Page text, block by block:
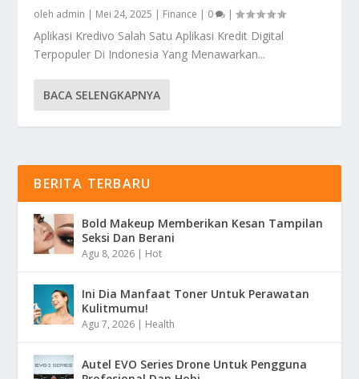
oleh admin | Mei 24, 2025 | Finance | 0 |
Aplikasi Kredivo Salah Satu Aplikasi Kredit Digital
Terpopuler Di Indonesia Yang Menawarkan...
BACA SELENGKAPNYA
BERITA TERBARU
Bold Makeup Memberikan Kesan Tampilan
Seksi Dan Berani
Agu 8, 2026 | Hot
Ini Dia Manfaat Toner Untuk Perawatan
Kulitmumu!
Agu 7, 2026 | Health
Autel EVO Series Drone Untuk Pengguna